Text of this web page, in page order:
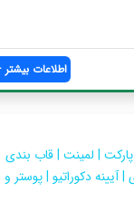
اطلاعات بیشتر
| لمینت | قاب بندی
دکوراتیو | پوستر و